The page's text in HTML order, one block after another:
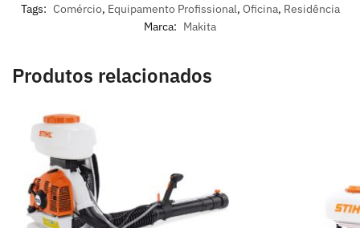
Tags: Comércio, Equipamento Profissional, Oficina, Residência
Marca: Makita
Produtos relacionados